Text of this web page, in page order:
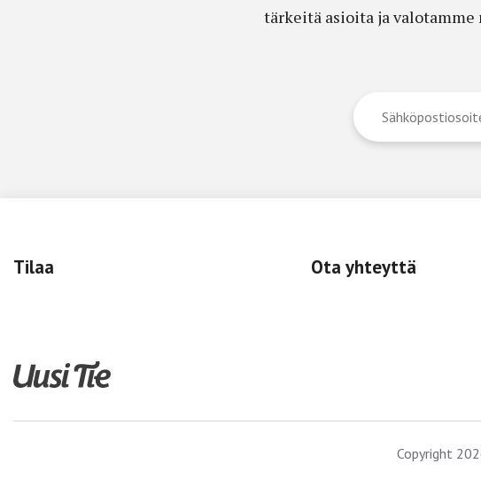
tärkeitä asioita ja
Tilaa Ota yhteyttä
Copyright